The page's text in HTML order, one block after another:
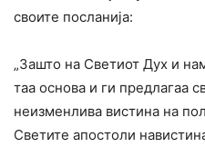
своите посланија:
„Зашто на Светиот Дух и
таа основа и ги предлагаа
неизменлива вистина на
Светите апостоли